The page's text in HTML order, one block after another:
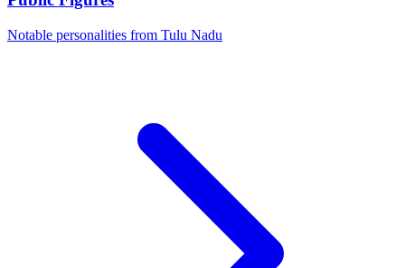
Notable personalities from Tulu Nadu